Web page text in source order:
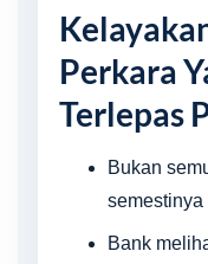
Perkara
Terlepas
Bukan
Bank